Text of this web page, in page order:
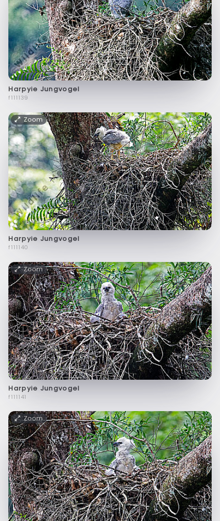
Harpyie Jungvogel
f111139
Zoom
Harpyie Jungvogel
f111140
Zoom
Harpyie Jungvogel
f111141
Zoom